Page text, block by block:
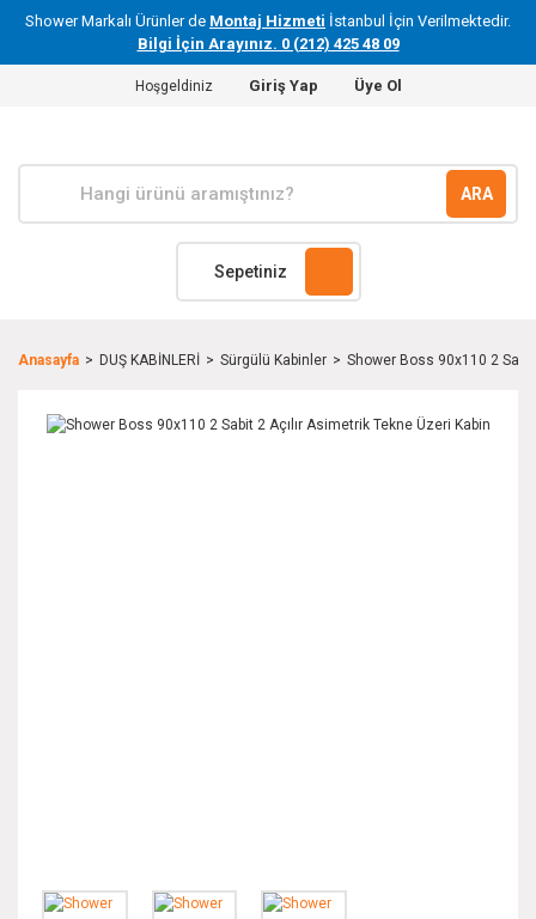
Shower Markalı Ürünler de Montaj Hizmeti İstanbul İçin Verilmektedir.
Bilgi İçin Arayınız. 0 (212) 425 48 09
Hoşgeldiniz Giriş Yap Üye Ol
ARA
Sepetiniz
Anasayfa DUŞ KABİNLERİ Sürgülü Kabinler Shower Boss 90x110 2